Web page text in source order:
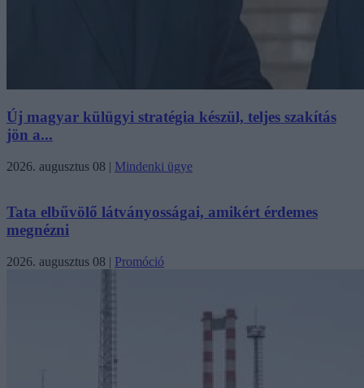
Új magyar külügyi stratégia készül, teljes szakítás
jön a...
2026. augusztus 08 | Mindenki ügye
Tata elbűvölő látványosságai, amikért érdemes
megnézni
2026. augusztus 08 | Promóció